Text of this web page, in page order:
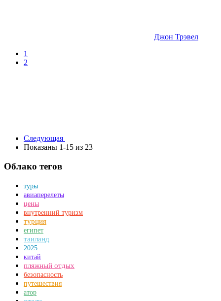
Джон Трэвел
1
2
Следующая
Показаны 1-15 из 23
Облако тегов
туры
авиаперелеты
цены
внутренний туризм
турция
египет
таиланд
2025
китай
пляжный отдых
безопасность
путешествия
атор